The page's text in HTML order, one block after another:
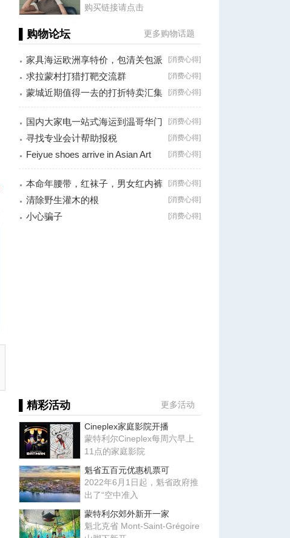
购买链接请点击
▌购物论坛 更多购物话题
[消费心得]
家具海运欧洲享特价，包清关包派
送一站式
[消费心得]
求拉蒙村打猎打靶交流群
[消费心得]
蒙城近期值得一去的打折特卖汇集
[消费心得]
国内大家电一站式海运到温哥华门
对门服务
[消费心得]
寻找专业会计帮助报税
[消费心得]
Feiyue shoes arrive in Asian Art
store,
[消费心得]
本命年腰带，红袜子，男女红内裤
有卖，地址
[消费心得]
清除野生灌木的根
[消费心得]
小心骗子
▌精彩活动 更多活动
Cineplex家庭影院开播
蒙特利尔Cineplex每周六早上
11点的家庭影院
魁省五百元优惠机票可
2022年6月1日起，魁省政府推
出了“空中准入
蒙特利尔郊外新开一家
魁北克省 Mont-Saint-Grégoire